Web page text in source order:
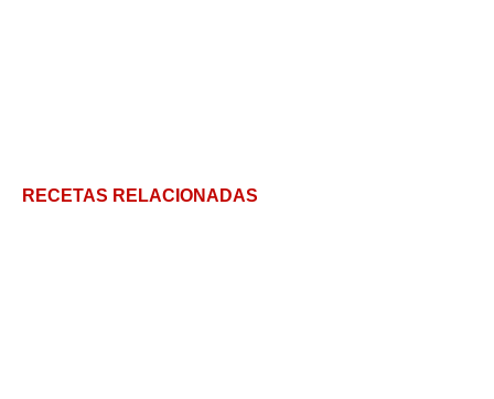
RECETAS RELACIONADAS